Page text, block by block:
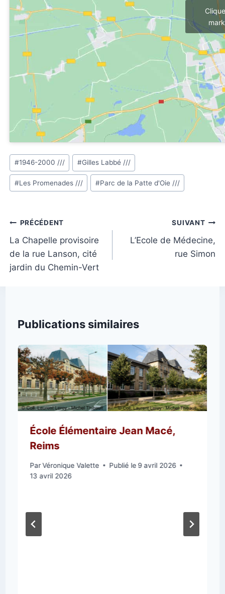
Étiquettes
de
la
#1946-2000 /// #Gilles Labbé ///
#Les Promenades /// #Parc de la Patte d'Oie ///
Navigation
de
l’article
PRÉCÉDENT
La Chapelle provisoire
de la rue Lanson, cité
jardin du Chemin-Vert
SUIVANT
L’Ecole de Médecine,
rue Simon
Publications similaires
École Élémentaire Jean Macé,
Reims
ParVéronique Valette Publié le 9 avril 2026
13 avril 2026